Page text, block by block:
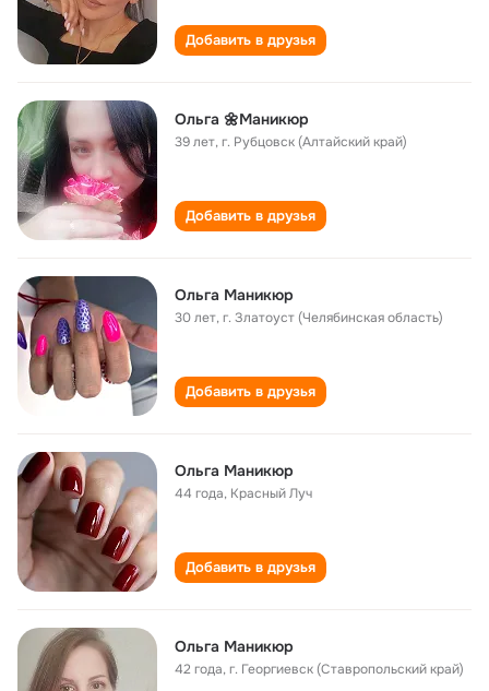
Добавить в друзья
Ольга 🌼Маникюр
39 лет,г. Рубцовск (Алтайский край)
Добавить в друзья
Ольга Маникюр
30 лет,г. Златоуст (Челябинская область)
Добавить в друзья
Ольга Маникюр
44 года, Красный Луч
Добавить в друзья
Ольга Маникюр
42 года,г. Георгиевск (Ставропольский край)